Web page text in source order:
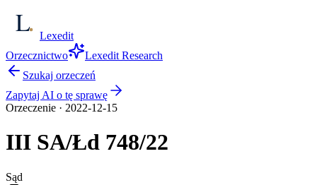
Lexedit
Orzecznictwo
Lexedit Research
Szukaj orzeczeń
Zapytaj AI o tę sprawę
Orzeczenie · 2022-12-15
III SA/Łd 748/22
Sąd